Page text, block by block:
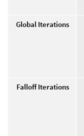
Global Iterations
Falloff Iterations